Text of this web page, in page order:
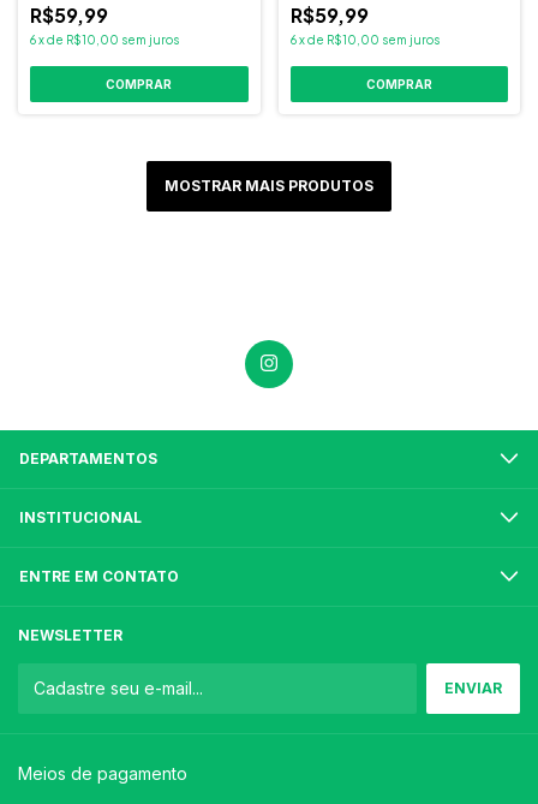
R$59,99
6xde R$10,00 sem juros
R$59,99
6 xde R$10,00 sem juros
MOSTRAR MAIS PRODUTOS
DEPARTAMENTOS
INSTITUCIONAL
ENTRE EM CONTATO
NEWSLETTER
Meios de pagamento